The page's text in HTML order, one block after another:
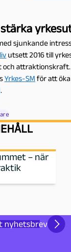
sjunkande
utsett 2016 till
och attraktionskraft.
Yrkes-SM för att
.
– när
nyhetsbrev